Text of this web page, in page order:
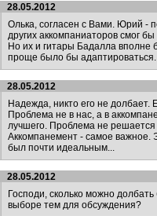
28.05.2012
Олька, согласен с Вами. Юрий -
других аккомпаниаторов смог
Но их и гитары Бадалла
проще было бы
28.05.2012
Надежда, никто его не
Проблема не в нас, а в
лучшего. Проблема не решается
Аккомпанемент - самое важное.
был почти идеальным...
28.05.2012
Господи, сколько можно
выборе тем для обсуждения?